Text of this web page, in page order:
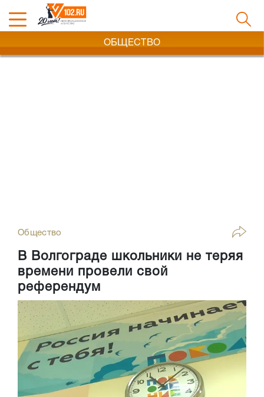
ОБЩЕСТВО
Общество
В Волгограде школьники не теряя
времени провели свой
референдум